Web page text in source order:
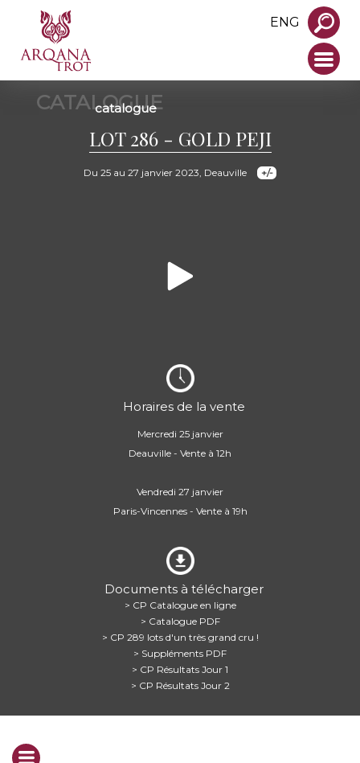
ENG
CATALOGUE
catalogue
LOT 286 - GOLD PEJI
Du 25 au 27 janvier 2023, Deauville
Horaires de la vente
Mercredi 25 janvier
Deauville - Vente à 12h
Vendredi 27 janvier
Paris-Vincennes - Vente à 19h
Documents à télécharger
> CP Catalogue en ligne
> Catalogue PDF
> CP 289 lots d'un très grand cru !
> Suppléments PDF
> CP Résultats Jour 1
> CP Résultats Jour 2